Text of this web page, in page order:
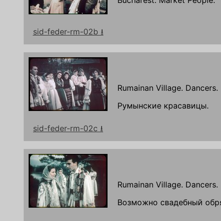
sid-feder-rm-02b ⭳
sid-feder-rm-02c ⭳
Rumainan Village. Dancers.
Румынские красавицы.
Rumainan Village. Dancers.
Возможно свадебный